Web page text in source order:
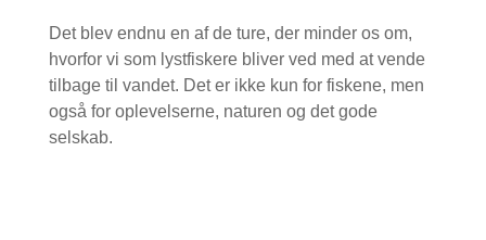
Det blev endnu en af de ture, der minder os om,
hvorfor vi som lystfiskere bliver ved med at vende
tilbage til vandet. Det er ikke kun for fiskene, men
også for oplevelserne, naturen og det gode
selskab.